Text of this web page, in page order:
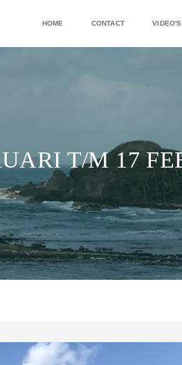
HOME CONTACT VIDEO'S
T/M 17